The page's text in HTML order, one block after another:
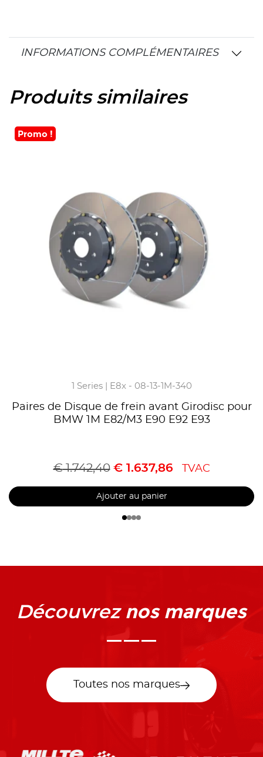
INFORMATIONS COMPLÉMENTAIRES
Produits similaires
Promo !
1 Series | E8x - 08-13-1M-340
Paires de Disque de frein avant Girodisc pour
BMW 1M E82/M3 E90 E92 E93
€1.742,40 €1.637,86 TVAC
Ajouter au panier
Découvrez nos marques
Toutes nos marques